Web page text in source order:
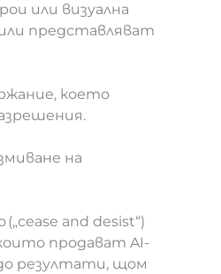
или визуална
представляват
което
на
and desist“)
продават AI-
резултати, щом